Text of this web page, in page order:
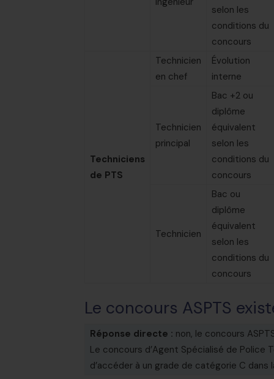
selon les
conditions du
concours
Techniciens
de PTS
Technicien
en chef
Évolution
interne
Technicien
principal
Bac +2 ou
diplôme
équivalent
selon les
conditions du
concours
Technicien
Bac ou
diplôme
équivalent
selon les
conditions du
concours
Le concours ASPTS
Réponse directe : non, le concours
Le concours d’Agent Spécialisé de
d’accéder à un grade de catégorie C